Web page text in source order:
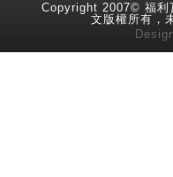
Copyright 2007© 福利
文版權所有，